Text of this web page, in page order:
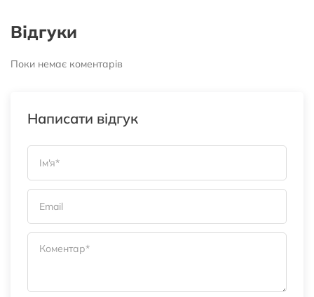
Відгуки
Поки немає коментарів
Написати відгук